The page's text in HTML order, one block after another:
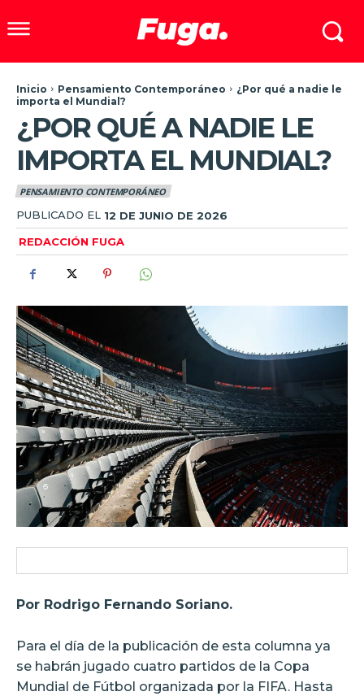
Inicio Pensamiento Contemporáneo
¿Por qué a nadie le
importa el Mundial?
¿POR QUÉ A NADIE LE
IMPORTA EL MUNDIAL?
PENSAMIENTO CONTEMPORÁNEO
PUBLICADO EL 12 DE JUNIO DE 2026
REDACCIÓN FUGA
Por Rodrigo Fernando Soriano.
Para el día de la publicación de esta columna ya
se habrán jugado cuatro partidos de la Copa
Mundial de Fútbol organizada por la FIFA. Hasta